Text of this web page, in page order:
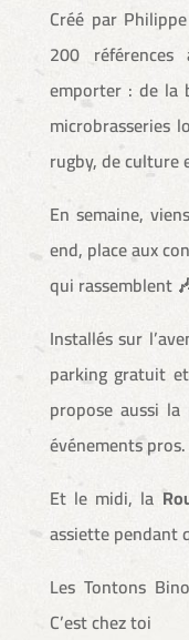
Créé par
200
emporter : de la
microbrasseries
rugby, de culture
En semaine,
end, place aux
qui rassemblent
Installés sur
parking gratuit
propose aussi
événements pros.
Et le midi, la
assiette
Les Tontons
C’est chez toi